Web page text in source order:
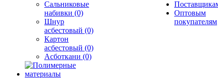
Сальниковые
набивки (0)
Шнур
асбестовый (0)
Картон
асбестовый (0)
Асботкани (0)
Оптовым
покупателям